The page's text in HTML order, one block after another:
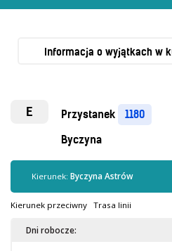
Schemat linii
Uprawnienia
Regulamin
Honorowanie
Sprzedaż biletów
Informacja o wyjątkach w
E Przystanek 1180
Byczyna
Kierunek: Byczyna Astrów
Kierunek przeciwny Trasa linii
Dni robocze: